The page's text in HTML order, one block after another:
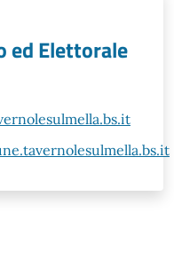
ed Elettorale